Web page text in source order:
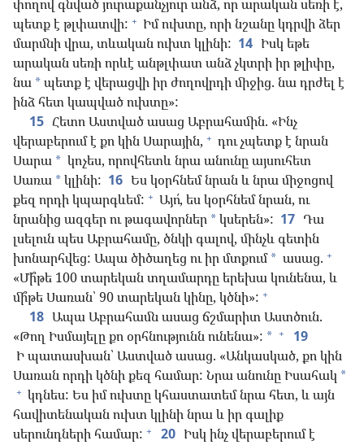
փողով գնված յուրաքանչյուր անձ, որ արական սեռի է,
պետք է թլփատվի: + Իմ ուխտը, որի նշանը կդրվի ձեր
մարմնի վրա, տևական ուխտ կլինի: 14 Իսկ եթե
արական սեռի որևէ անթլփատ անձ չկտրի իր թլիփը,
նա *պետք է վերացվի իր ժողովրդի միջից. նա դրժել է
ինձ հետ կապված ուխտը»:
15 Հետո Աստված ասաց Աբրահամին. «Ինչ
վերաբերում է քո կին Սարային, + դու չպետք է նրան
Սարա * կոչես, որովհետև նրա անունը այսուհետ
Սառա *կլինի: 16 Ես կօրհնեմ նրան և նրա միջոցով
քեզ որդի կպարգևեմ: + Այո՛, ես կօրհնեմ նրան, ու
նրանից ազգեր ու թագավորներ *կսերեն»: 17 Դա
լսելուն պես Աբրահամը, ծնկի գալով, մինչև գետին
խոնարհվեց: Ապա ծիծաղեց ու իր մտքում * ասաց. +
«Մի՞թե 100 տարեկան տղամարդը երեխա կունենա, և
մի՞թե Սառան՝ 90 տարեկան կինը, կծնի»: +
18 Ապա Աբրահամն ասաց ճշմարիտ Աստծուն.
«Թող Իսմայելը քո օրհնությունն ունենա»: * +
19
Ի պատասխան՝ Աստված ասաց. «Անկասկած, քո կին
Սառան որդի կծնի քեզ համար: Նրա անունը Իսահակ *
+ կդնես: Ես իմ ուխտը կհաստատեմ նրա հետ, և այն
հավիտենական ուխտ կլինի նրա և իր գալիք
սերունդների համար: + 20 Իսկ ինչ վերաբերում է